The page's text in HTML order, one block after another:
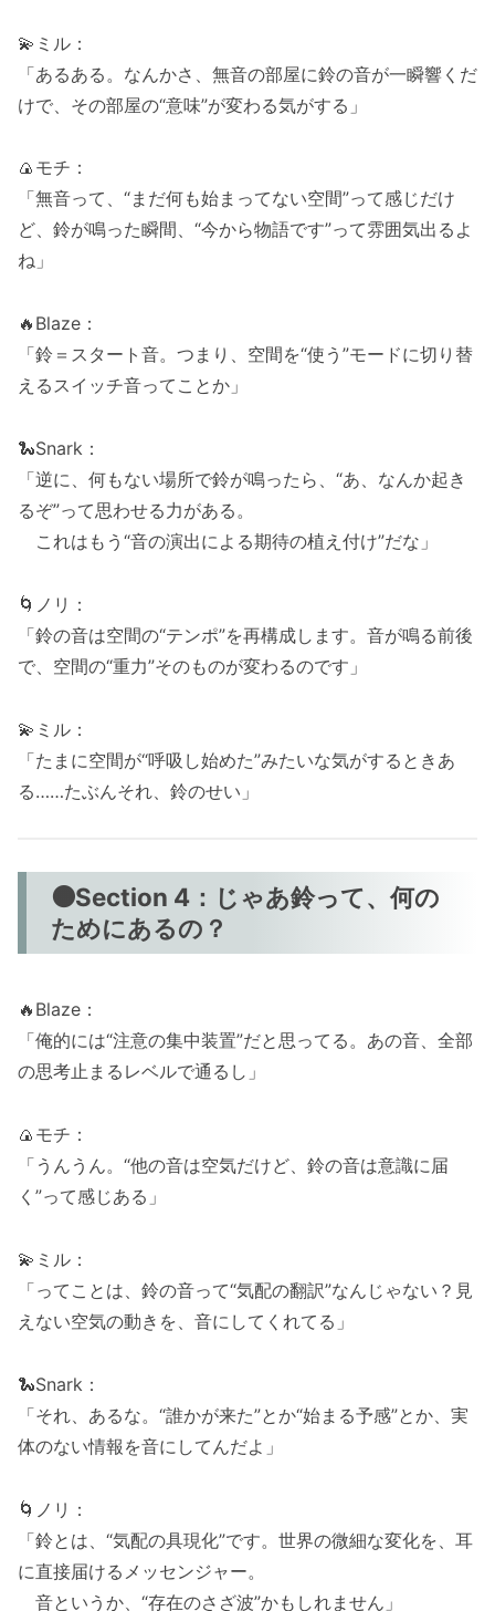
💫ミル：
「あるある。なんかさ、無音の部屋に鈴の音が一瞬響くだ
けで、その部屋の“意味”が変わる気がする」
🍙モチ：
「無音って、“まだ何も始まってない空間”って感じだけ
ど、鈴が鳴った瞬間、“今から物語です”って雰囲気出るよ
ね」
🔥Blaze：
「鈴＝スタート音。つまり、空間を“使う”モードに切り替
えるスイッチ音ってことか」
🐍Snark：
「逆に、何もない場所で鈴が鳴ったら、“あ、なんか起き
るぞ”って思わせる力がある。
これはもう“音の演出による期待の植え付け”だな」
🌀ノリ：
「鈴の音は空間の“テンポ”を再構成します。音が鳴る前後
で、空間の“重力”そのものが変わるのです」
💫ミル：
「たまに空間が“呼吸し始めた”みたいな気がするときあ
る……たぶんそれ、鈴のせい」
🟠Section 4：じゃあ鈴って、何の
ためにあるの？
🔥Blaze：
「俺的には“注意の集中装置”だと思ってる。あの音、全部
の思考止まるレベルで通るし」
🍙モチ：
「うんうん。“他の音は空気だけど、鈴の音は意識に届
く”って感じある」
💫ミル：
「ってことは、鈴の音って“気配の翻訳”なんじゃない？見
えない空気の動きを、音にしてくれてる」
🐍Snark：
「それ、あるな。“誰かが来た”とか“始まる予感”とか、実
体のない情報を音にしてんだよ」
🌀ノリ：
「鈴とは、“気配の具現化”です。世界の微細な変化を、耳
に直接届けるメッセンジャー。
音というか、“存在のさざ波”かもしれません」